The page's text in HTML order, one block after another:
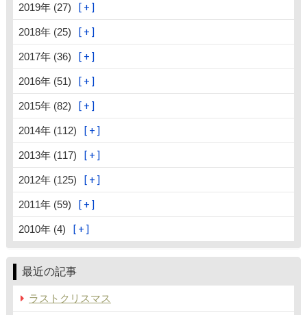
2019年 (27)
2018年 (25)
2017年 (36)
2016年 (51)
2015年 (82)
2014年 (112)
2013年 (117)
2012年 (125)
2011年 (59)
2010年 (4)
最近の記事
ラストクリスマス